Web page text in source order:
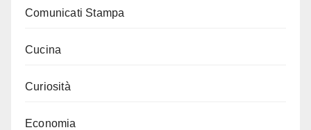
Comunicati Stampa
Cucina
Curiosità
Economia